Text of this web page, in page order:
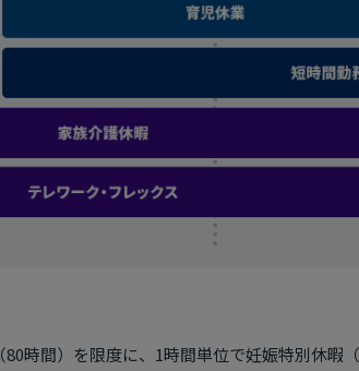
時間）を限度に、1時間単位で妊娠特別休暇